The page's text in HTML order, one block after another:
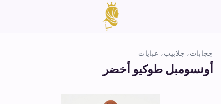
حِجابات، جلابيب، عبايات
أونسومبل طوكيو أخضر